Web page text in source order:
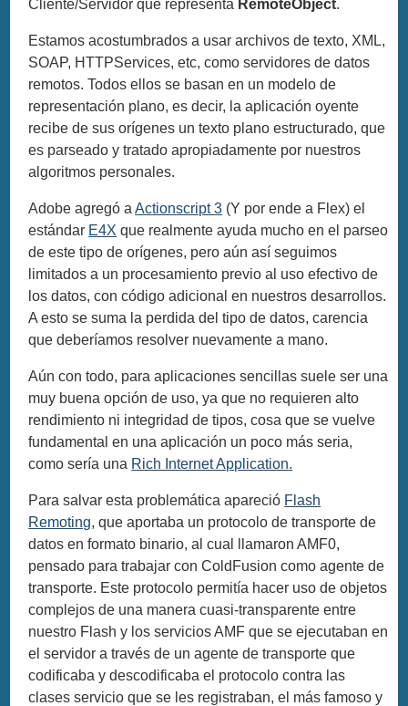
Cliente/Servidor que representa RemoteObject.
Estamos acostumbrados a usar archivos de texto, XML,
SOAP, HTTPServices, etc, como servidores de datos
remotos. Todos ellos se basan en un modelo de
representación plano, es decir, la aplicación oyente
recibe de sus orígenes un texto plano estructurado, que
es parseado y tratado apropiadamente por nuestros
algoritmos personales.
Adobe agregó aActionscript 3 (Y por ende a Flex) el
estándar E4X que realmente ayuda mucho en el parseo
de este tipo de orígenes, pero aún así seguimos
limitados a un procesamiento previo al uso efectivo de
los datos, con código adicional en nuestros desarrollos.
A esto se suma la perdida del tipo de datos, carencia
que deberíamos resolver nuevamente a mano.
Aún con todo, para aplicaciones sencillas suele ser una
muy buena opción de uso, ya que no requieren alto
rendimiento ni integridad de tipos, cosa que se vuelve
fundamental en una aplicación un poco más seria,
como sería una Rich Internet Application.
Para salvar esta problemática apareció Flash
Remoting, que aportaba un protocolo de transporte de
datos en formato binario, al cual llamaron AMF0,
pensado para trabajar con ColdFusion como agente de
transporte. Este protocolo permitía hacer uso de objetos
complejos de una manera cuasi-transparente entre
nuestro Flash y los servicios AMF que se ejecutaban en
el servidor a través de un agente de transporte que
codificaba y descodificaba el protocolo contra las
clases servicio que se les registraban, el más famoso y